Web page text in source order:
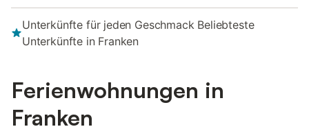
Unterkünfte für jeden Geschmack Beliebteste
Unterkünfte in Franken
Ferienwohnungen in
Franken